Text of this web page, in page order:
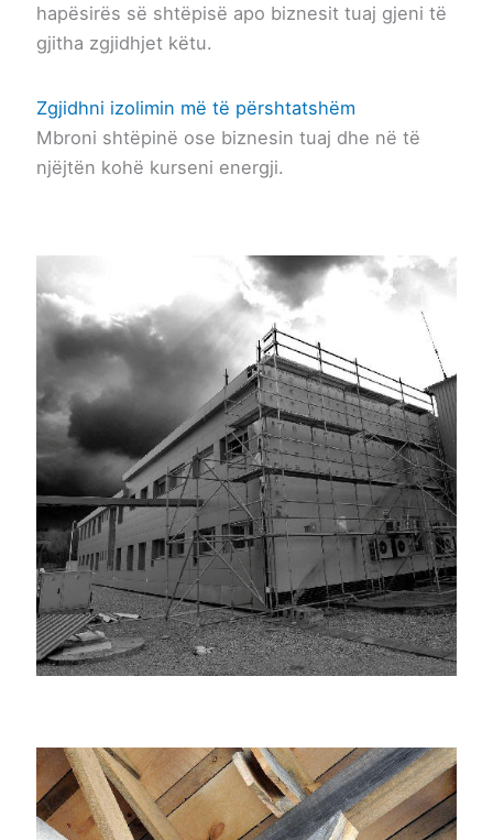
hapësirës së shtëpisë apo biznesit tuaj gjeni të
gjitha zgjidhjet këtu.
Zgjidhni izolimin më të përshtatshëm
Mbroni shtëpinë ose biznesin tuaj dhe në të
njëjtën kohë kurseni energji.